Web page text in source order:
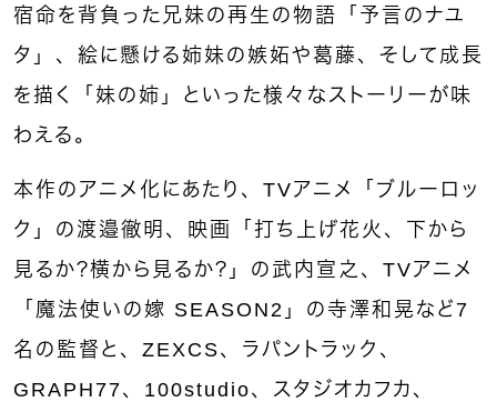
宿命を背負った兄妹の再生の物語「予言のナユ
タ」、絵に懸ける姉妹の嫉妬や葛藤、そして成長
を描く「妹の姉」といった様々なストーリーが味
わえる。
本作のアニメ化にあたり、TVアニメ「ブルーロッ
ク」の渡邉徹明、映画「打ち上げ花火、下から
見るか？横から見るか？」の武内宣之、TVアニメ
「魔法使いの嫁 SEASON2」の寺澤和晃など7
名の監督と、ZEXCS、ラパントラック、
GRAPH77、100studio、スタジオカフカ、